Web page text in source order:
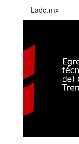
Lado.mx